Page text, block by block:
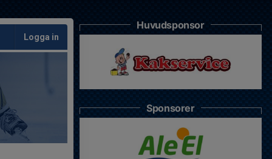
Logga in
Huvudsponsor
Sponsorer